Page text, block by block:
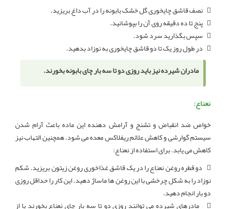
 نصف قاشق چایخوری گل خشک بابونه را در آب داغ بریزید.
 پنج تا ده دقیقه روی آن را بپوشانید.
 سپس بگذارید سرد شود.
 در طول روز یک تا دو قاشق چایخوری به نوزاد بدهید.
مادران شیرده نیز باید روزی دو تا سه بار چای بابونه بخورند.
نعناع:
خواص ضد انقباض و تشنج و آرامش دهنده این ماده باعث آرام شدن
سیستم گوارشی و کاهش علائم ریفلاکس معده می شود. همچنین التهاب نیز
کاهش می یابد. برای استفاده از نعناع:
 دو قطره روغن نعناع را در یک قاشق غذاخوری روغن زیتون بریزید. شکم
نوزاد را به شکل چرخشی با این روغن ها ماساژ دهید. این کار را حداقل روزی
دو بار انجام دهید.
 مادرهای شیرده می توانند روزی دو تا سه بار چای نعناع بخورند یا از